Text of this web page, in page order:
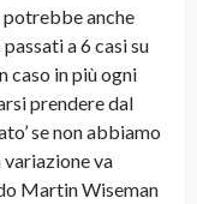
anche
a 6 casi su
caso in più ogni
prendere dal
se non abbiamo
variazione va
Martin Wiseman